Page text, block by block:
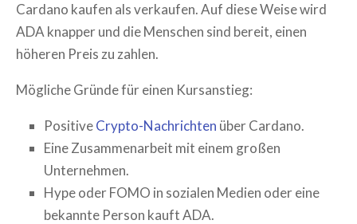
Cardano kaufen als verkaufen. Auf diese Weise wird
ADA knapper und die Menschen sind bereit, einen
höheren Preis zu zahlen.
Mögliche Gründe für einen Kursanstieg:
PositiveCrypto-Nachrichten überCardano.
Eine Zusammenarbeit mit einem großen
Unternehmen.
Hype oder FOMO in sozialen Medien oder eine
bekannte Person kauftADA.